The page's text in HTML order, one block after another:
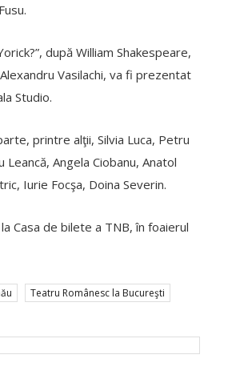
după William Shakespeare,
Vasilachi, va fi prezentat
Studio.
printre alţii, Silvia Luca, Petru
Leancă, Angela Ciobanu, Anatol
Iurie Focşa, Doina Severin.
Casa de bilete a TNB, în foaierul
Teatru Românesc la Bucureşti